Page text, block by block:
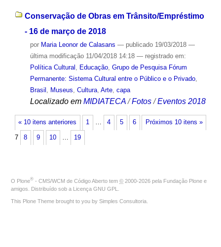
Conservação de Obras em Trânsito/Empréstimo
- 16 de março de 2018
por Maria Leonor de Calasans — publicado19/03/2018 —
última modificação11/04/2018 14:18 — registrado em:
Política Cultural , Educação, Grupo de Pesquisa Fórum
Permanente: Sistema Cultural entre o Público e o Privado,
Brasil , Museus, Cultura, Arte, capa
Localizado em MIDIATECA /Fotos /Eventos 2018
« 10 itens anteriores Próximos 10 itens »
1 … 4 5 6
7 8 9 10 … 19
O Plone® - CMS/WCM de Código Aberto tem © 2000-2026 pela Fundação Plone e
amigos. Distribuído sob a Licença GNU GPL
This Plone Theme brought to you by Simples Consultoria